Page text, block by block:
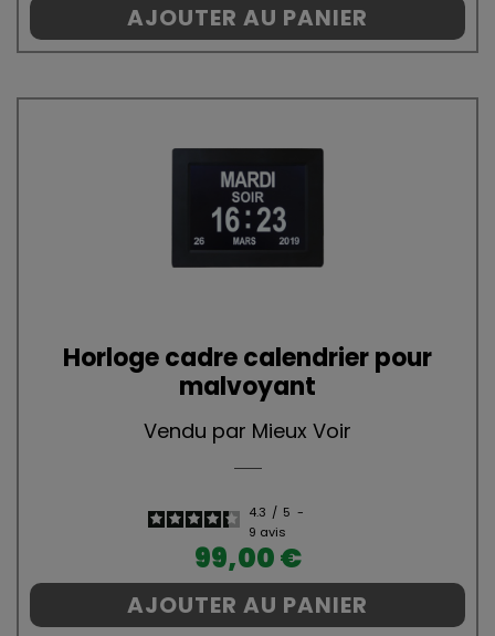
AJOUTER AU PANIER
Horloge cadre calendrier pour
malvoyant
Vendu par Mieux Voir
4.3 / 5 -
9 avis
Prix
99,00 €
AJOUTER AU PANIER